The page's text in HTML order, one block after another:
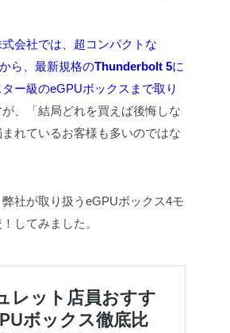
会社では、超コンパクトな
ら、最新規格のThunderbolt 5に
ー級のeGPUボックスまで取り
が、「結局どれを買えば後悔しな
れているお客様も多いのではな
社が取り扱うeGPUボックス4モ
してみました。